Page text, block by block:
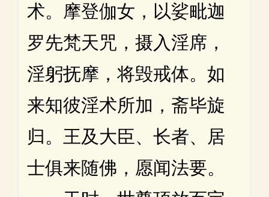
术。摩登伽女，以娑毗迦
罗先梵天咒，摄入淫席，
淫躬抚摩，将毁戒体。如
来知彼淫术所加，斋毕旋
归。王及大臣、长者、居
士俱来随佛，愿闻法要。